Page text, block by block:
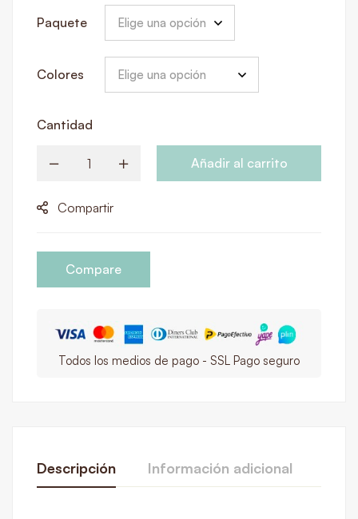
Paquete
Colores
Cantidad
Añadir al carrito
Compartir
Compare
Todos los medios de pago - SSL Pago seguro
Descripción Información adicional